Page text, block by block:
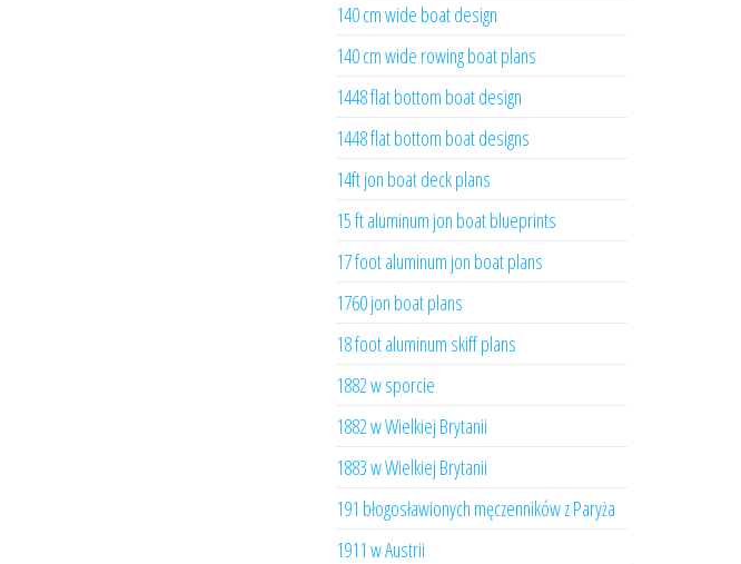
140 cm wide boat design
140 cm wide rowing boat plans
1448 flat bottom boat design
1448 flat bottom boat designs
14ft jon boat deck plans
15 ft aluminum jon boat blueprints
17 foot aluminum jon boat plans
1760 jon boat plans
18 foot aluminum skiff plans
1882 w sporcie
1882 w Wielkiej Brytanii
1883 w Wielkiej Brytanii
191 błogosławionych męczenników z Paryża
1911 w Austrii